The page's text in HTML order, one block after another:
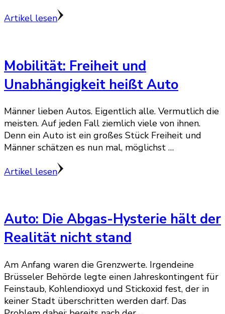
Artikel lesen
Mobilität: Freiheit und
Unabhängigkeit heißt Auto
Männer lieben Autos. Eigentlich alle. Vermutlich die
meisten. Auf jeden Fall ziemlich viele von ihnen.
Denn ein Auto ist ein großes Stück Freiheit und
Männer schätzen es nun mal, möglichst …
Artikel lesen
Auto: Die Abgas-Hysterie hält der
Realität nicht stand
Am Anfang waren die Grenzwerte. Irgendeine
Brüsseler Behörde legte einen Jahreskontingent für
Feinstaub, Kohlendioxyd und Stickoxid fest, der in
keiner Stadt überschritten werden darf. Das